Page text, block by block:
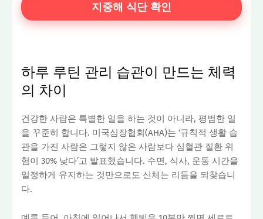
지중해 식단 확인
하루 루틴 관리 습관이 만드는 체력
의 차이
건강한 사람은 특별한 일을 하는 것이 아니라, 평범한 일
을 꾸준히 합니다. 미국심장협회(AHA)는 ‘규칙적 생활 습
관을 가진 사람은 그렇지 않은 사람보다 심혈관 질환 위
험이 30% 낮다’고 발표했습니다. 수면, 식사, 운동 시간을
일정하게 유지하는 것만으로도 신체는 리듬을 되찾습니
다.